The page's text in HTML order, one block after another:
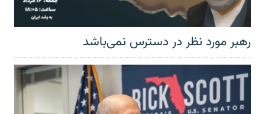
رهبر مورد نظر در دسترس نمی‌باشد